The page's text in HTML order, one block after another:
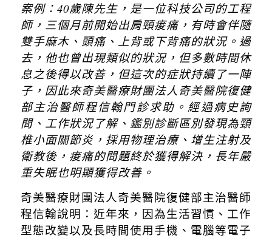
案例： 40歲陳先生，是一位科技公司的工程
師，三個月前開始出肩頸痠痛，有時會伴隨
雙手麻木、頭痛、上背或下背痛的狀況。過
去，他也曾出現類似的狀況，但多數時間休
息之後得以改善，但這次的症狀持續了一陣
子，因此來奇美醫療財團法人奇美醫院復健
部主治醫師程信翰門診求助。經過病史詢
問、工作狀況了解、鑑別診斷區別發現為頸
椎小面關節炎，採用物理治療、增生注射及
衛教後，痠痛的問題終於獲得解決，長年嚴
重失眠也明顯獲得改善。
奇美醫療財團法人奇美醫院復健部主治醫師
程信翰說明：近年來，因為生活習慣、工作
型態改變以及長時間使用手機、電腦等電子